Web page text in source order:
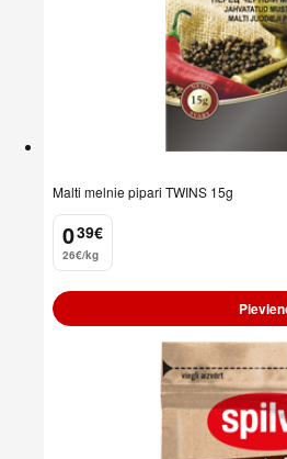
Malti melnie pipari TWINS 15g
0
. 39€
26€/kg